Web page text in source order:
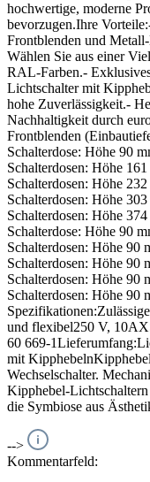
hochwertige, moderne
bevorzugen.Ihre
Frontblenden und
Wählen Sie aus einer
RAL-Farben.-
Lichtschalter mit
hohe Zuverlässigkeit.-
Nachhaltigkeit durch
Frontblenden
Schalterdose: Höhe 90
Schalterdosen: Höhe
Schalterdosen: Höhe
Schalterdosen: Höhe
Schalterdosen: Höhe
Schalterdose: Höhe 90
Schalterdosen: Höhe 90
Schalterdosen: Höhe 90
Schalterdosen: Höhe 90
Schalterdosen: Höhe 90
und flexibel250 V,
60 669-
mit
Wechselschalter.
Kipphebel-
die Symbiose aus
-->
Kommentarfeld: